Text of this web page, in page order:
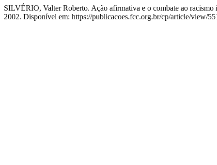
SILVÉRIO, Valter Roberto. Ação afirmativa e o combate ao
2002. Disponível em: https://publicacoes.fcc.org.br/cp/article/view/